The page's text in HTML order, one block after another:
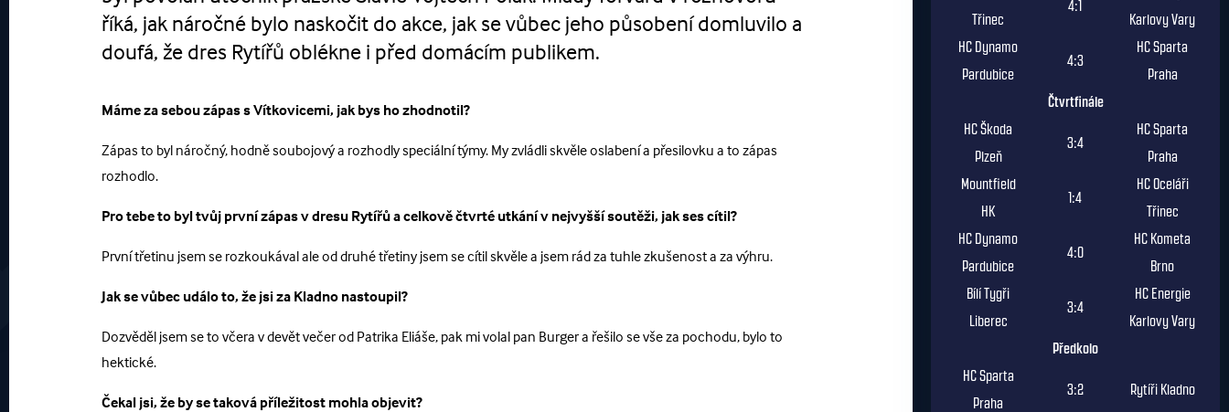
říká, jak náročné bylo naskočit do akce, jak se vůbec jeho působení domluvilo a
doufá, že dres Rytířů oblékne i před domácím publikem.
Máme za sebou zápas s Vítkovicemi, jak bys ho zhodnotil?
Zápas to byl náročný, hodně soubojový a rozhodly speciální týmy. My zvládli skvěle oslabení a přesilovku a to zápas
rozhodlo.
Pro tebe to byl tvůj první zápas v dresu Rytířů a celkově čtvrté utkání v nejvyšší soutěži, jak ses cítil?
První třetinu jsem se rozkoukával ale od druhé třetiny jsem se cítil skvěle a jsem rád za tuhle zkušenost a za výhru.
Jak se vůbec událo to, že jsi za Kladno nastoupil?
Dozvěděl jsem se to včera v devět večer od Patrika Eliáše, pak mi volal pan Burger a řešilo se vše za pochodu, bylo to
hektické.
Čekal jsi, že by se taková příležitost mohla objevit?
Třinec
4:1
Karlovy Vary
HC Dynamo
Pardubice
4:3
HC Sparta
Praha
Čtvrtfinále
HC Škoda
Plzeň
3:4
HC Sparta
Praha
Mountfield
HK
1:4
HC Oceláři
Třinec
HC Dynamo
Pardubice
4:0
HC Kometa
Brno
Bílí Tygři
Liberec
3:4
HC Energie
Karlovy Vary
Předkolo
HC Sparta
Praha
3:2 Rytíři Kladno